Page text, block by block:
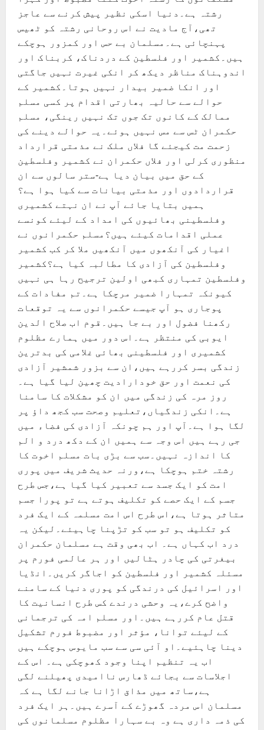
رشتہ ہے۔دنیا اسکی نظیر پیش کرنے سے عاجز
تھی،آج مادیت نے اس روحانی رشتہ کو ٹھیس
پہنچائی ہے۔مسلمان بے حس اور کمزور ہوچکے
ہیں۔کشمیر اور فلسطین کے دردناک، کربناک اور
اندوہناک مناظر دیکھ کر انکی غیرت نہیں جاگتی
اور انکا ضمیر بیدار نہیں ہوتا۔کشمیر کے
حوالے سے حالیہ بھارتی اقدام پر کسی مسلم
ممالک کے کانوں تک جوں تک نہیں رینگی، مسلم
حکمران ٹس سے مس نہیں ہوئے۔یہ حوالے دینے کی
زحمت مت کیجئے گا فلاں ملک نے مذمتی قرارداد
منظوری کرلی اور فلاں حکمران نے کشمیر وفلسطین
کے حق میں بیان دیا ہے-ستر سالوں سے ان
قراردادوں اور مذمتی بیانات سے کیا ہوا ہے؟
ہمیں بتایا جائے آپ نے ان نہتے کشمیری
وفلسطینی بھائیوں کی امداد کے لیئے کونسے
عملی اقدامات کیئے ہیں؟مسلم حکمرانوں نے
اغیار کی آنکھوں میں آنکھیں ملا کر کب کشمیر
وفلسطین کی آزادی کا مطالبہ کیا ہے؟کشمیر
وفلسطین تمہاری کبھی اولین ترجیح رہا ہی نہیں
کیونکہ تمہارا ضمیر مرچکا ہے۔تم مفادات کے
پوجاری ہو آپ جیسے حکمرانوں سے یہ توقعات
رکھنا فضول اور بے جا ہیں۔قوم اب صلاح الدین
ایوبی کی منتظر ہے۔اس دور میں ہمارے مظلوم
کشمیری اور فلسطینی بھائی غلامی کی بدترین
زندگی بسر کررہے ہیں،ان سے بزور شمشیر آزادی
کی نعمت اور حق خودارادیت چھین لیا گیا ہے۔
روز مرہ کی زندگی میں ان کو مشکلات کا سامنا
ہے۔انکی زندگیاں،تعلیم وصحت سب کجھ داؤ پر
لگا ہوا ہے۔آپ اور ہم چونکہ آزادی کی فضاء میں
جی رہے ہیں اس وجہ سے ہمیں ان کے دکھ درد و الم
کا اندازہ نہیں۔سب سے بڑی بات مسلم اخوت کا
رشتہ ختم ہوچکا ہے،ورنہ حدیث شریف میں پوری
امت کو ایک جسد سے تعبیر کیا گیا ہے،جس طرح
جسم کے ایک حصے کو تکلیف ہوتے ہے تو پورا جسم
متاثر ہوتا ہے،اس طرح اس امت مسلمہ کے ایک فرد
کو تکلیف ہو تو سب کو تڑپنا چاہیئے۔لیکن یہ
درد اب کہاں ہے۔ اب بھی وقت ہے مسلمان حکمران
بیغرتی کی چادر ہٹالیں اور ہر عالمی فورم پر
مسئلہ کشمیر اور فلسطین کو اجاگر کریں۔انڈیا
اور اسرائیل کی درندگی کو پوری دنیا کے سامنے
واضح کرے،یہ وحشی درندے کس طرح انسانیت کا
قتل عام کررہے ہیں۔اور مسلم امہ کی ترجمانی
کے لیئے توانا، مؤثر اور مضبوط فورم تشکیل
دینا چاہئیے۔او آئی سی سے سب مایوس ہوچکے ہیں
اب یہ تنظیم اپنا وجود کھوچکی ہے۔ اس کے
اجلاسات سے بجائے ڈھارس ناامیدی پھیلنے لگی
ہے،ساتھ میں مذاق اڑانا جانے لگا ہے کہ
مسلمان اس مردہ گھوڑے کے آسرے ہیں۔ہر ایک فرد
کی ذمہ داری ہے وہ بے سہارا مظلوم مسلمانوں کی